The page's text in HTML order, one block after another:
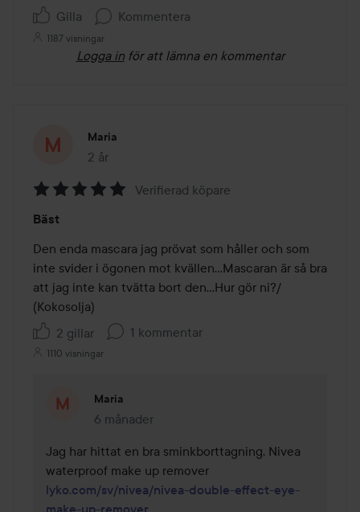
Gilla
Kommentera
1187 visningar
Logga in för att lämna en kommentar
Maria
2 år
Inlägget skapades 2 år
5
av
5
Verifierad köpare
Bäst
Den enda mascara jag prövat som håller och som
inte svider i ögonen mot kvällen...Mascaran är så bra
att jag inte kan tvätta bort den...Hur gör ni?/
(Kokosolja)
2 gillar
1 kommentar
1110 visningar
Maria
6 månader
Kommentaren lades 6 månader
Jag har hittat en bra sminkborttagning, Nivea
lyko.com/sv/nivea/nivea-double-effect-eye-